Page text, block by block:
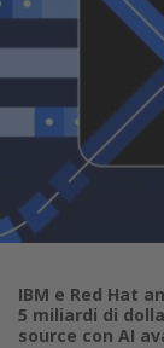
IBM e Red Hat
5 miliardi di
source con AI